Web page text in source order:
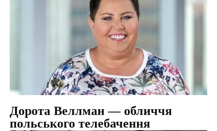
Дорота Веллман — обличчя
польського телебачення